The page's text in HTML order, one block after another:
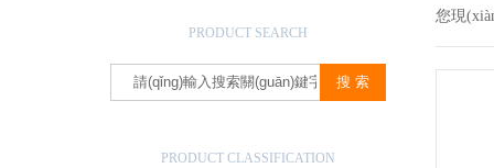
PRODUCT SEARCH
PRODUCT CLASSIFICATION
您現